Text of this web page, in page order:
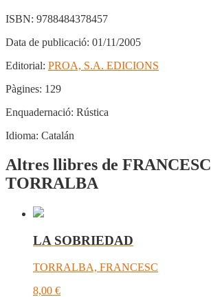
ISBN: 9788484378457
Data de publicació: 01/11/2005
Editorial: PROA, S.A. EDICIONS
Pàgines: 129
Enquadernació: Rústica
Idioma: Catalán
Altres llibres de FRANCESC
TORRALBA
LA SOBRIEDAD
TORRALBA, FRANCESC
8,00 €